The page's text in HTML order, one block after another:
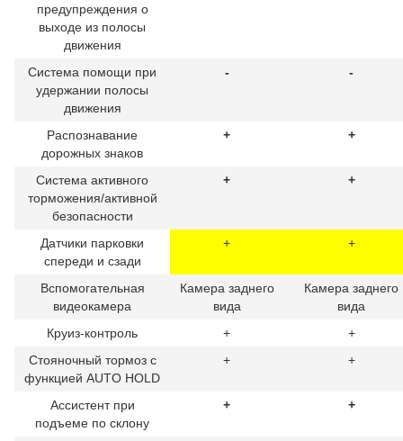
предупреждения о
выходе из полосы
движения
Система помощи при
удержании полосы
движения
- -
Распознавание
дорожных знаков
+ +
Система активного
торможения/активной
безопасности
+ +
Датчики парковки
спереди и сзади
+ +
Вспомогательная
видеокамера
Камера заднего
вида
Камера заднего
вида
Круиз-контроль
+
+
Стояночный тормоз с
функцией AUTO HOLD
+ +
Ассистент при
подъеме по склону
+ +